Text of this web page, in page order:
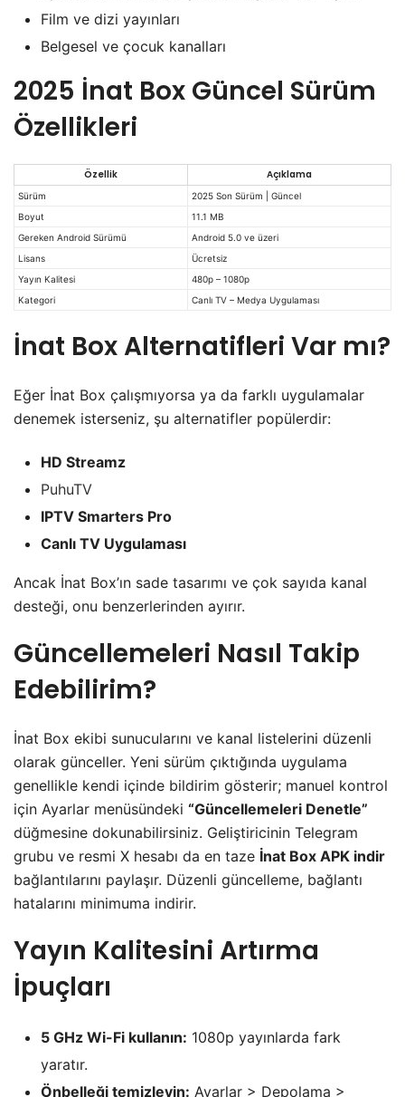
Film ve dizi yayınları
Belgesel ve çocuk kanalları
2025 İnat Box Güncel Sürüm
Özellikleri
Özellik Açıklama
Sürüm
2025 Son Sürüm | Güncel
Boyut
11.1 MB
Gereken Android Sürümü
Android 5.0 ve üzeri
Lisans
Ücretsiz
Yayın Kalitesi
480p – 1080p
Kategori
Canlı TV – Medya Uygulaması
İnat Box Alternatifleri Var mı?
Eğer İnat Box çalışmıyorsa ya da farklı uygulamalar
denemek isterseniz, şu alternatifler popülerdir:
HD Streamz
PuhuTV
IPTV Smarters Pro
Canlı TV Uygulaması
Ancak İnat Box’ın sade tasarımı ve çok sayıda kanal
desteği, onu benzerlerinden ayırır.
Güncellemeleri Nasıl Takip
Edebilirim?
İnat Box ekibi sunucularını ve kanal listelerini düzenli
olarak günceller. Yeni sürüm çıktığında uygulama
genellikle kendi içinde bildirim gösterir; manuel kontrol
için Ayarlar menüsündeki “Güncellemeleri Denetle”
düğmesine dokunabilirsiniz. Geliştiricinin Telegram
grubu ve resmi X hesabı da en taze İnat Box APK indir
bağlantılarını paylaşır. Düzenli güncelleme, bağlantı
hatalarını minimuma indirir.
Yayın Kalitesini Artırma
İpuçları
5 GHz Wi-Fi kullanın: 1080p yayınlarda fark
yaratır.
Önbelleği temizleyin: Ayarlar > Depolama >